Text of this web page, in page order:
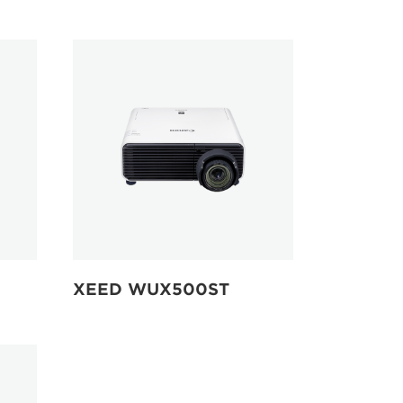
XEED WUX500ST